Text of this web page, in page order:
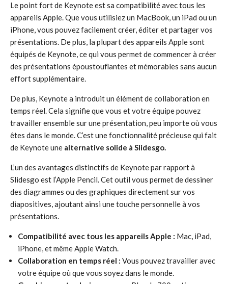
Le point fort de Keynote est sa compatibilité avec tous les
appareils Apple. Que vous utilisiez un MacBook, un iPad ou un
iPhone, vous pouvez facilement créer, éditer et partager vos
présentations. De plus, la plupart des appareils Apple sont
équipés de Keynote, ce qui vous permet de commencer à créer
des présentations époustouflantes et mémorables sans aucun
effort supplémentaire.
De plus, Keynote a introduit un élément de collaboration en
temps réel. Cela signifie que vous et votre équipe pouvez
travailler ensemble sur une présentation, peu importe où vous
êtes dans le monde. C’est une fonctionnalité précieuse qui fait
de Keynote une alternative solide à Slidesgo.
L’un des avantages distinctifs de Keynote par rapport à
Slidesgo est l’Apple Pencil. Cet outil vous permet de dessiner
des diagrammes ou des graphiques directement sur vos
diapositives, ajoutant ainsi une touche personnelle à vos
présentations.
Compatibilité avec tous les appareils Apple : Mac, iPad,
iPhone, et même Apple Watch.
Collaboration en temps réel : Vous pouvez travailler avec
votre équipe où que vous soyez dans le monde.